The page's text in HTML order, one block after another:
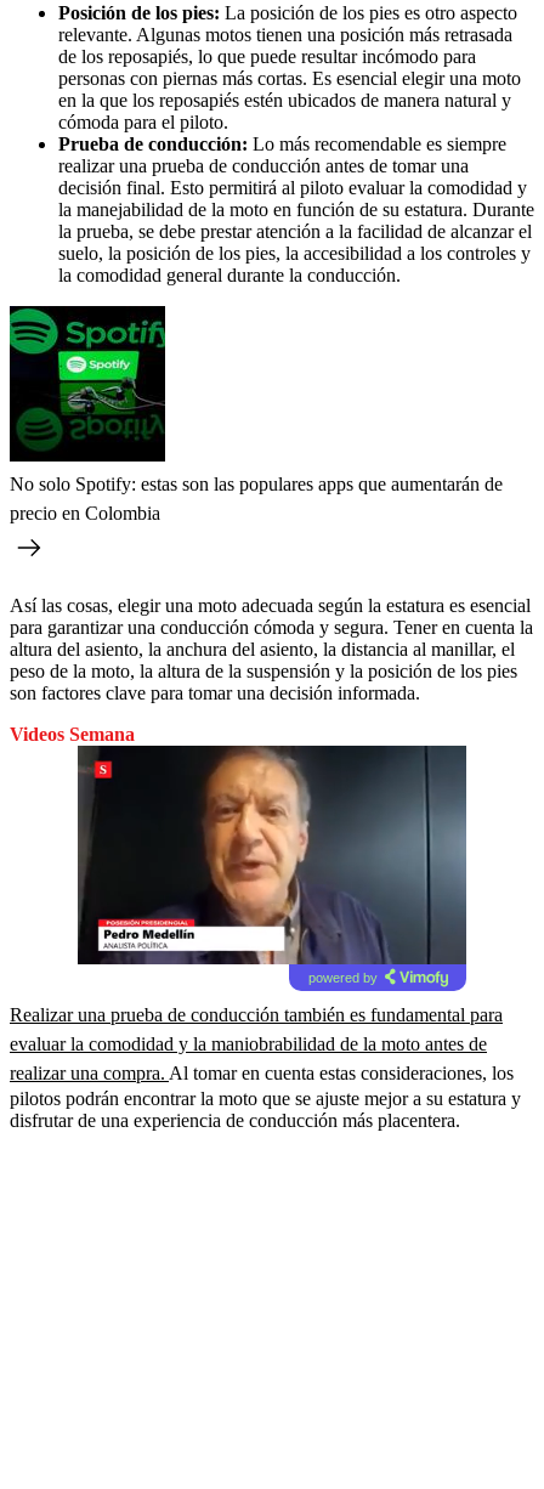
Posición de los pies: La posición de los pies es otro aspecto
relevante. Algunas motos tienen una posición más retrasada
de los reposapiés, lo que puede resultar incómodo para
personas con piernas más cortas. Es esencial elegir una moto
en la que los reposapiés estén ubicados de manera natural y
cómoda para el piloto.
Prueba de conducción: Lo más recomendable es siempre
realizar una prueba de conducción antes de tomar una
decisión final. Esto permitirá al piloto evaluar la comodidad y
la manejabilidad de la moto en función de su estatura. Durante
la prueba, se debe prestar atención a la facilidad de alcanzar el
suelo, la posición de los pies, la accesibilidad a los controles y
la comodidad general durante la conducción.
No solo Spotify: estas son las populares apps que aumentarán de
precio en Colombia
Así las cosas, elegir una moto adecuada según la estatura es esencial
para garantizar una conducción cómoda y segura. Tener en cuenta la
altura del asiento, la anchura del asiento, la distancia al manillar, el
peso de la moto, la altura de la suspensión y la posición de los pies
son factores clave para tomar una decisión informada.
Videos Semana
powered by
Realizar una prueba de conducción también es fundamental para
evaluar la comodidad y la maniobrabilidad de la moto antes de
realizar una compra. Al tomar en cuenta estas consideraciones, los
pilotos podrán encontrar la moto que se ajuste mejor a su estatura y
disfrutar de una experiencia de conducción más placentera.